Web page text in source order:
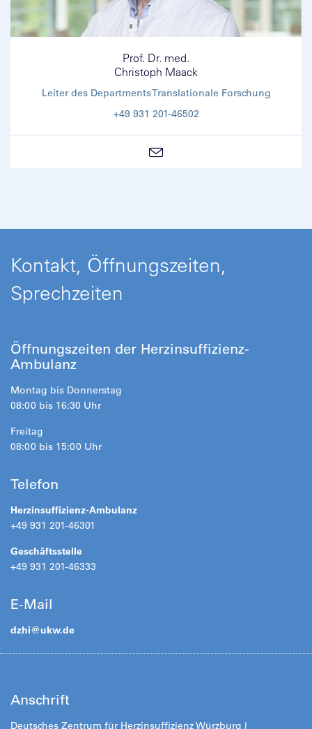
Prof. Dr. med.
Christoph Maack
Leiter des Departments Translationale Forschung
+49 931 201-46502
Kontakt, Öffnungszeiten,
Sprechzeiten
Öffnungszeiten der Herzinsuffizienz-
Ambulanz
Montag bis Donnerstag
08:00 bis 16:30 Uhr
Freitag
08:00 bis 15:00 Uhr
Telefon
Herzinsuffizienz-Ambulanz
+49 931 201-46301
Geschäftsstelle
+49 931 201-46333
E-Mail
dzhi@ukw.de
Anschrift
Deutsches Zentrum für Herzinsuffizienz Würzburg |